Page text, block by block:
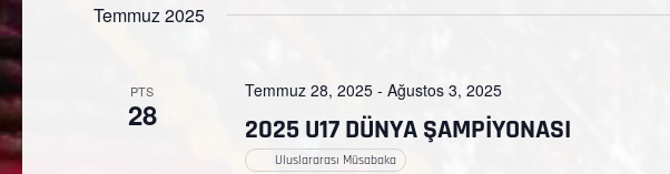
Temmuz 2025
PTS
28 2025 U17 DÜNYA ŞAMPİYONASI
Temmuz 28, 2025- Ağustos 3, 2025
Uluslararası Müsabaka